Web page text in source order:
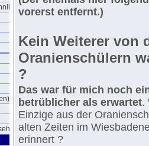
vorerst entfernt.)
Kein Weiterer von
Oranienschülern
?
Das war für mich noch
betrüblicher als erwartet.
Einzige aus der
alten Zeiten im
erinnert ?